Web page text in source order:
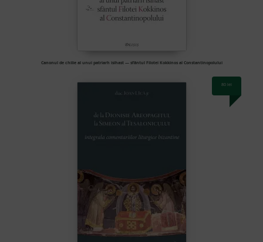
Canonul de chilie al unui patriarh isihast — sfântul Filotei Kokkinos al Constantinopolului
80lei